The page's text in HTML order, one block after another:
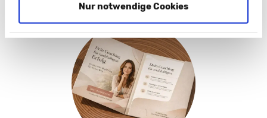
Nur notwendige Cookies
Coaching